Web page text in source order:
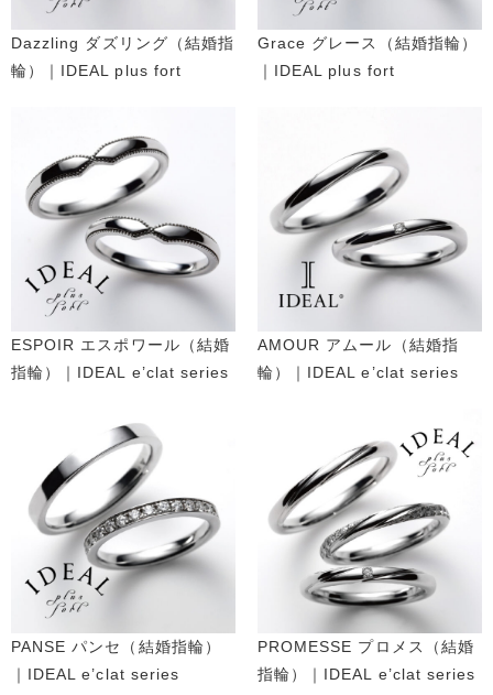
Dazzling ダズリング（結婚指
輪）｜IDEAL plus fort
Grace グレース（結婚指輪）
｜IDEAL plus fort
ESPOIR エスポワール（結婚
指輪）｜IDEAL e’clat series
AMOUR アムール（結婚指
輪）｜IDEAL e’clat series
PANSE パンセ（結婚指輪）
｜IDEAL e’clat series
PROMESSE プロメス（結婚
指輪）｜IDEAL e’clat series